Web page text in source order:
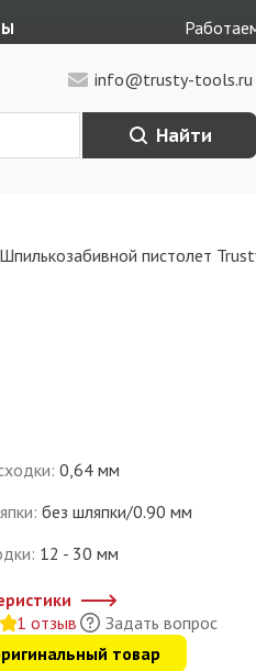
info@trusty-tools.ru
Найти
Шпилькозабивной пистолет
: 0,64 мм
: без шляпки/0.90 мм
: 12 - 30 мм
1 отзыв
Задать вопрос
товар